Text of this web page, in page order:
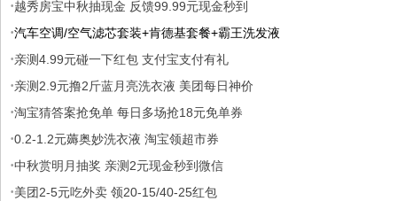
·越秀房宝中秋抽现金 反馈99.99元现金秒到
·汽车空调/空气滤芯套装+肯德基套餐+霸王洗发液
·亲测4.99元碰一下红包 支付宝支付有礼
·亲测2.9元撸2斤蓝月亮洗衣液 美团每日神价
·淘宝猜答案抢免单 每日多场抢18元免单券
·0.2-1.2元薅奥妙洗衣液 淘宝领超市券
·中秋赏明月抽奖 亲测2元现金秒到微信
·美团2-5元吃外卖 领20-15/40-25红包